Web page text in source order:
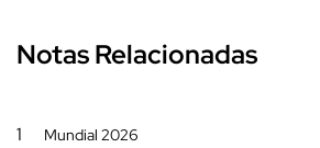
Notas Relacionadas
1 Mundial 2026